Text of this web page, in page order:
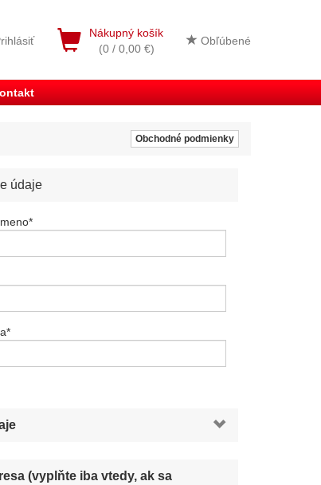
Nákupný košík
(0 / 0,00 €)
Obľúbené
Obchodné podmienky
údaje
*
*
(vyplňte iba vtedy, ak sa